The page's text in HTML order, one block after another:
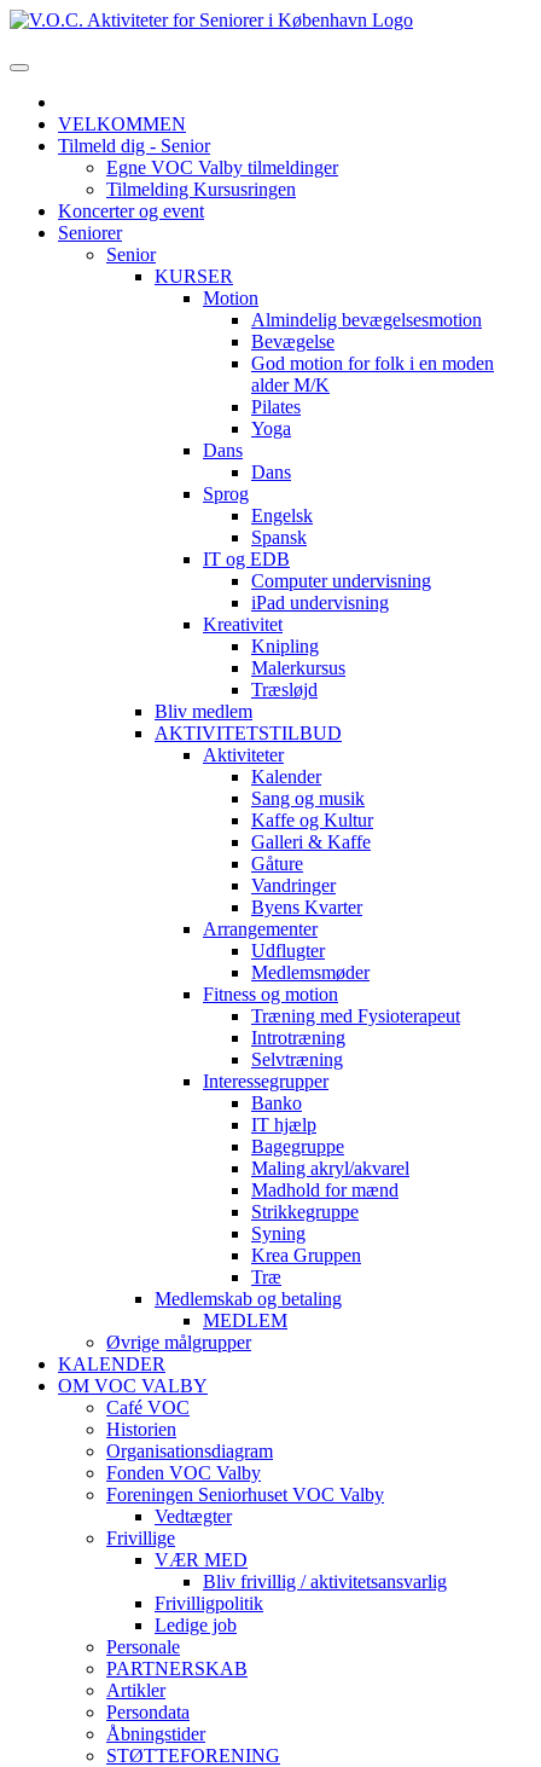
VELKOMMEN
Tilmeld dig - Senior
Egne VOC Valby tilmeldinger
Tilmelding Kursusringen
Koncerter og event
Seniorer
Senior
KURSER
Motion
Almindelig bevægelsesmotion
Bevægelse
God motion for folk i en moden
alder M/K
Pilates
Yoga
Dans
Dans
Sprog
Engelsk
Spansk
IT og EDB
Computer undervisning
iPad undervisning
Kreativitet
Knipling
Malerkursus
Træsløjd
Bliv medlem
AKTIVITETSTILBUD
Aktiviteter
Kalender
Sang og musik
Kaffe og Kultur
Galleri & Kaffe
Gåture
Vandringer
Byens Kvarter
Arrangementer
Udflugter
Medlemsmøder
Fitness og motion
Træning med Fysioterapeut
Introtræning
Selvtræning
Interessegrupper
Banko
IT hjælp
Bagegruppe
Maling akryl/akvarel
Madhold for mænd
Strikkegruppe
Syning
Krea Gruppen
Træ
Medlemskab og betaling
MEDLEM
Øvrige målgrupper
KALENDER
OM VOC VALBY
Café VOC
Historien
Organisationsdiagram
Fonden VOC Valby
Foreningen Seniorhuset VOC Valby
Vedtægter
Frivillige
VÆR MED
Bliv frivillig / aktivitetsansvarlig
Frivilligpolitik
Ledige job
Personale
PARTNERSKAB
Artikler
Persondata
Åbningstider
STØTTEFORENING